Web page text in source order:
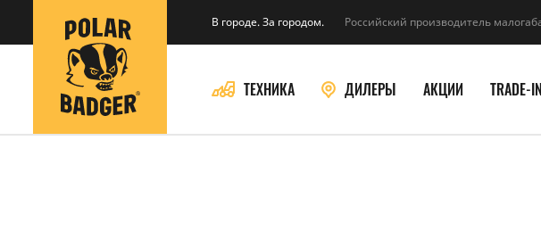
В городе. За городом. Российский производитель
ТЕХНИКА ДИЛЕРЫ АКЦИИ TRADE-IN